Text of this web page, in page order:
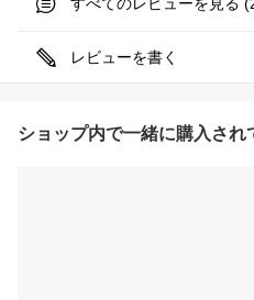
レビューを書く
ショップ内で一緒に購入され